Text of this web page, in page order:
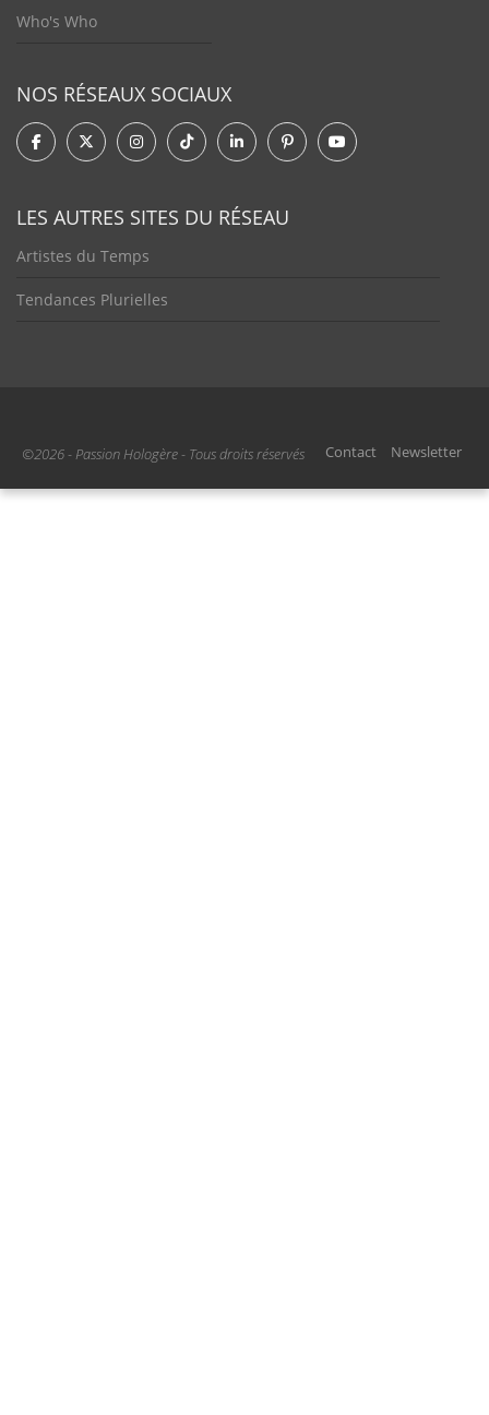
Who's Who
NOS RÉSEAUX SOCIAUX
LES AUTRES SITES DU RÉSEAU
Artistes du Temps
Tendances Plurielles
©2026 - Passion Hologère - Tous droits réservés Contact Newsletter